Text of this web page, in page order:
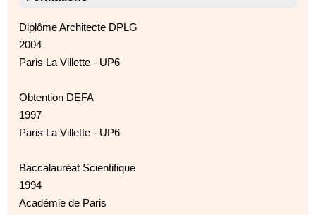
Diplôme Architecte DPLG
2004
Paris La Villette - UP6
Obtention DEFA
1997
Paris La Villette - UP6
Baccalauréat Scientifique
1994
Académie de Paris